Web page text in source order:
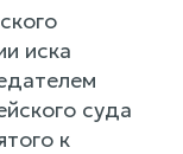
иска
суда
к